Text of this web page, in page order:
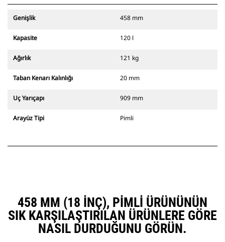
Genişlik 458 mm
Kapasite 120 l
Ağırlık 121 kg
Taban Kenarı Kalınlığı 20 mm
Uç Yarıçapı 909 mm
Arayüz Tipi Pimli
458 MM (18 INÇ), PIMLI ÜRÜNÜNÜN
SIK KARŞILAŞTIRILAN ÜRÜNLERE GÖRE
NASIL DURDUĞUNU GÖRÜN.